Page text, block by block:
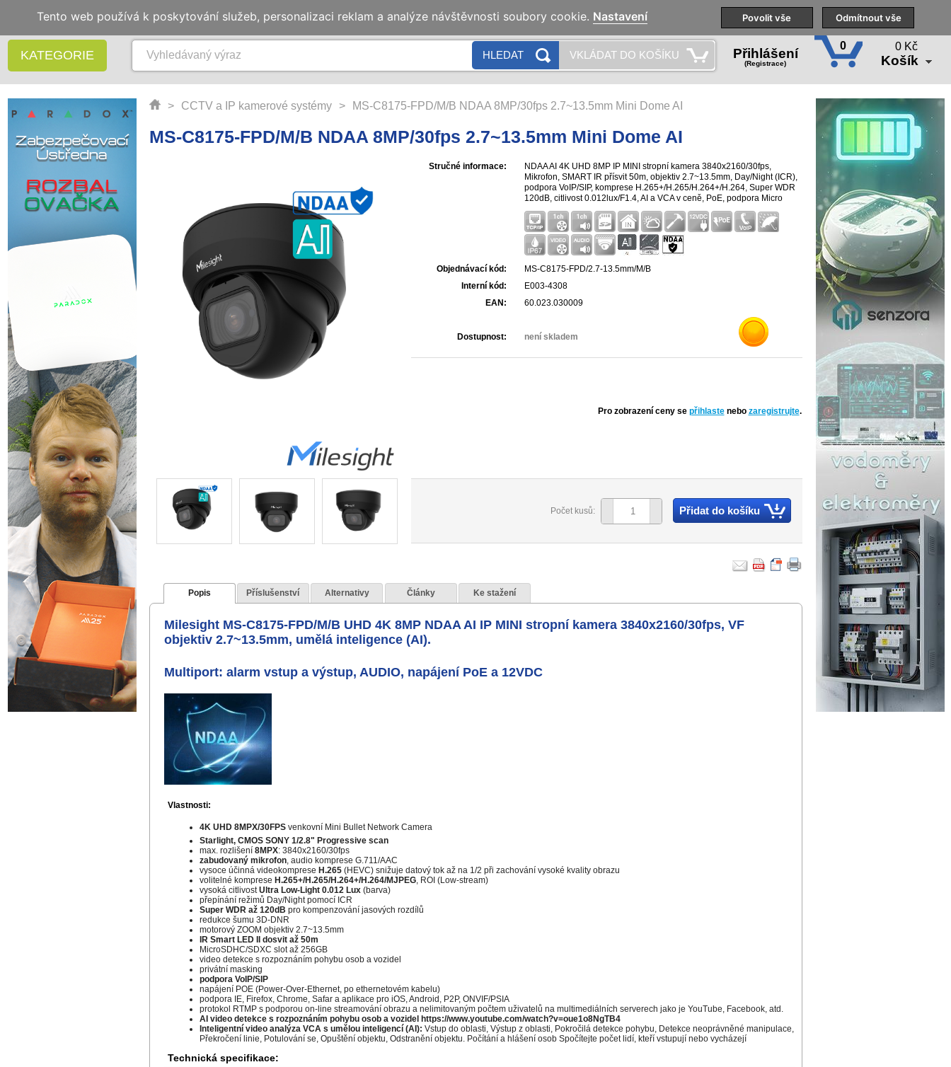
Naše pobočky Technická podpora Školení
KATEGORIE HLEDAT VKLÁDAT DO KOŠÍKU Přihlášení
(Registrace)
0 0 Kč
Košík
> CCTV a IP kamerové systémy > MS-C8175-FPD/M/B NDAA 8MP/30fps 2.7~13.5mm Mini Dome AI
MS-C8175-FPD/M/B NDAA 8MP/30fps 2.7~13.5mm Mini Dome AI
Stručné informace:
NDAA AI 4K UHD 8MP IP MINI stropní kamera 3840x2160/30fps,
Mikrofon, SMART IR přísvit 50m, objektiv 2.7~13.5mm, Day/Night (ICR),
podpora VoIP/SIP, komprese H.265+/H.265/H.264+/H.264, Super WDR
120dB, citlivost 0.012lux/F1.4, AI a VCA v ceně, PoE, podpora Micro
SD/SDHC, montážní box v ceně.
Objednávací kód:
MS-C8175-FPD/2.7-13.5mm/M/B
Interní kód:
E003-4308
EAN:
60.023.030009
Dostupnost: není skladem
Pro zobrazení ceny se přihlaste nebo zaregistrujte.
Počet kusů: Přidat do košíku
Popis Příslušenství Alternativy Články Ke stažení
Milesight MS-C8175-FPD/M/B UHD 4K 8MP NDAA AI IP MINI stropní kamera 3840x2160/30fps, VF
objektiv 2.7~13.5mm, umělá inteligence (AI).
Multiport: alarm vstup a výstup, AUDIO, napájení PoE a 12VDC
Vlastnosti:
4K UHD 8MPX/30FPSvenkovní Mini Bullet Network Camera
Starlight, CMOS SONY 1/2.8" Progressive scan
max. rozlišení 8MPX: 3840x2160/30fps
zabudovaný mikrofon, audio komprese G.711/AAC
vysoce účinná videokomprese H.265(HEVC) snižuje datový tok až na 1/2 při zachování vysoké kvality obrazu
volitelné komprese H.265+/H.265/H.264+/H.264/MJPEG, ROI (Low-stream)
vysoká citlivostUltra Low-Light 0.012 Lux(barva)
přepínání režimů Day/Night pomocí ICR
Super WDR až 120dB pro kompenzování jasových rozdílů
redukce šumu 3D-DNR
motorový ZOOM objektiv 2.7~13.5mm
IR Smart LED II dosvit až 50m
MicroSDHC/SDXC slot až 256GB
video detekce s rozpoznáním pohybu osob a vozidel
privátní masking
podpora VoIP/SIP
napájení POE (Power-Over-Ethernet, po ethernetovém kabelu)
podpora IE, Firefox, Chrome, Safar a aplikace pro iOS, Android, P2P, ONVIF/PSIA
protokol RTMP s podporou on-line streamování obrazu a nelimitovaným počtem uživatelů na multimediálních serverech jako je YouTube, Facebook, atd.
AI video detekce s rozpoznáním pohybu osob a vozidel https://www.youtube.com/watch?v=oue1o8NgTB4
Inteligentní video analýza VCA s umělou inteligencí (AI): Vstup do oblasti, Výstup z oblasti, Pokročilá detekce pohybu, Detekce neoprávněné manipulace,
Překročení linie, Potulování se, Opuštění objektu, Odstranění objektu. Počítání a hlášení osob Spočítejte počet lidí, kteří vstupují nebo vycházejí
Technická specifikace:
Tento web používá k poskytování služeb, personalizaci reklam a analýze návštěvnosti soubory cookie. Nastavení Povolit vše Odmítnout vše